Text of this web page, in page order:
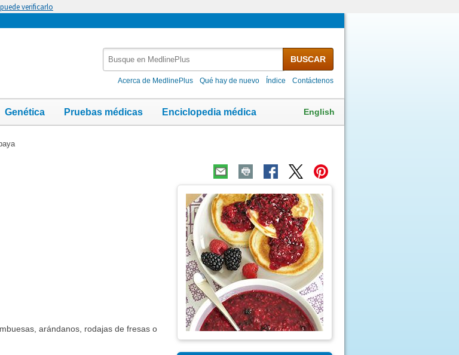
verificarlo
MedlinePlus
BUSCAR
Acerca de MedlinePlus Qué hay de nuevo Índice Contáctenos
Genética Pruebas médicas Enciclopedia médica English
arándanos, rodajas de fresas o